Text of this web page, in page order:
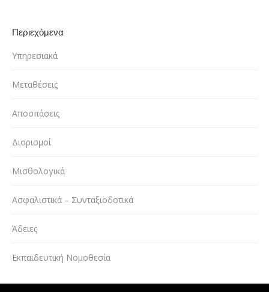
Περιεχόμενα
Υπηρεσιακά
Μεταθέσεις
Αποσπάσεις
Διορισμοί
Μισθολογικά
Ασφαλιστικά – Συνταξιοδοτικά
Άδειες
Εκπαιδευτική Νομοθεσία